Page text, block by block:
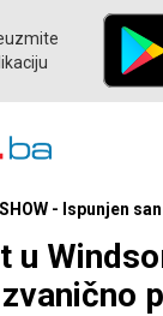
- Ispunjen san
u